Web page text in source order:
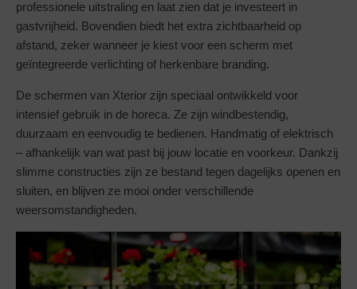
professionele uitstraling en laat zien dat je investeert in
gastvrijheid. Bovendien biedt het extra zichtbaarheid op
afstand, zeker wanneer je kiest voor een scherm met
geïntegreerde verlichting of herkenbare branding.
De schermen van Xterior zijn speciaal ontwikkeld voor
intensief gebruik in de horeca. Ze zijn windbestendig,
duurzaam en eenvoudig te bedienen. Handmatig of elektrisch
– afhankelijk van wat past bij jouw locatie en voorkeur. Dankzij
slimme constructies zijn ze bestand tegen dagelijks openen en
sluiten, en blijven ze mooi onder verschillende
weersomstandigheden.